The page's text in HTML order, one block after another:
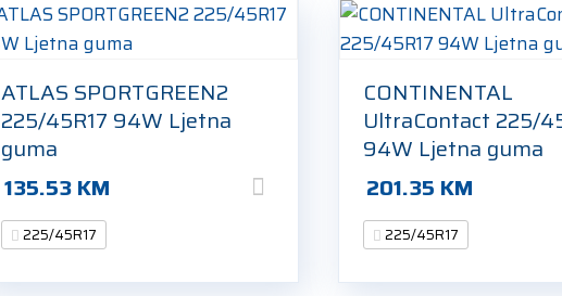
ATLAS SPORTGREEN2
225/45R17 94W Ljetna
guma
135.53KM
225/45R17
CONTINENTAL
UltraContact 225/
94W Ljetna guma
201.35 KM
225/45R17